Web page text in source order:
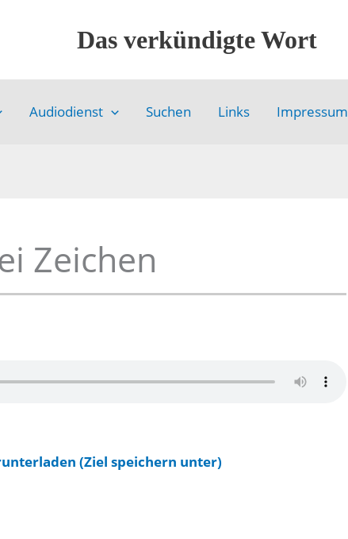
Das verkündigte Wort
Audiodienst Suchen Links Impressum
Zeichen
(Ziel speichern unter)